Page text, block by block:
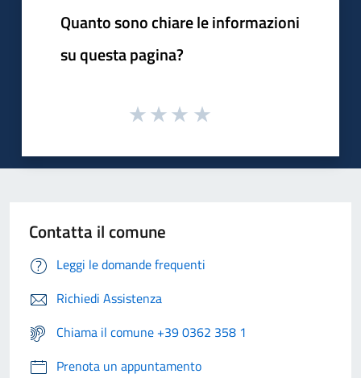
Quanto sono chiare le informazioni
su questa pagina?
Contatta il comune
Leggi le domande frequenti
Richiedi Assistenza
Chiama il comune +39 0362 358 1
Prenota un appuntamento